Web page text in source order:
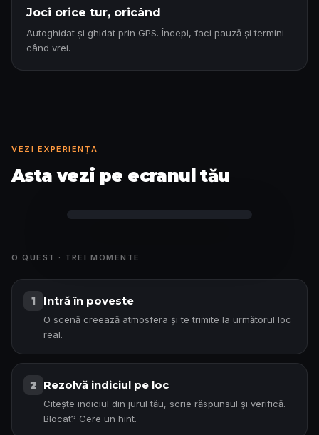
Joci orice tur, oricând
Autoghidat și ghidat prin GPS. Începi, faci pauză și termini
când vrei.
VEZI EXPERIENȚA
Asta vezi pe ecranul tău
O QUEST · TREI MOMENTE
1 Intră în poveste
O scenă creează atmosfera și te trimite la următorul loc
real.
2 Rezolvă indiciul pe loc
Citește indiciul din jurul tău, scrie răspunsul și verifică.
Blocat? Cere un hint.